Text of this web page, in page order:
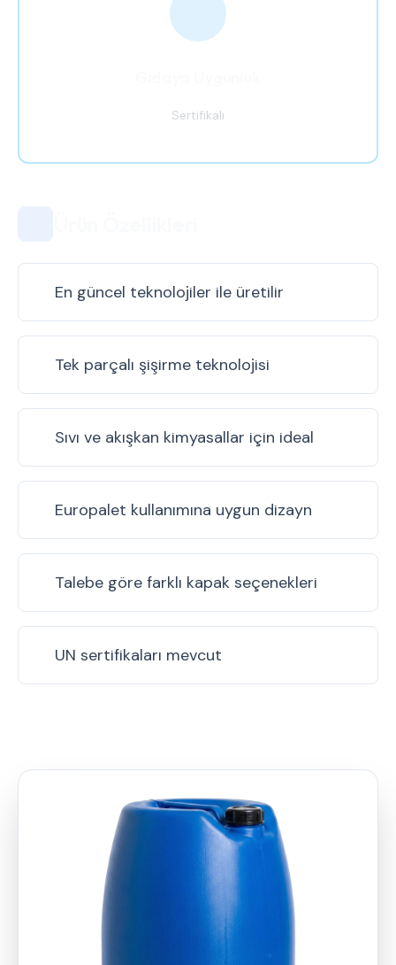
Sertifikalı
En güncel teknolojiler ile üretilir
Tek parçalı şişirme teknolojisi
Sıvı ve akışkan kimyasallar için ideal
Europalet kullanımına uygun dizayn
Talebe göre farklı kapak seçenekleri
UN sertifikaları mevcut